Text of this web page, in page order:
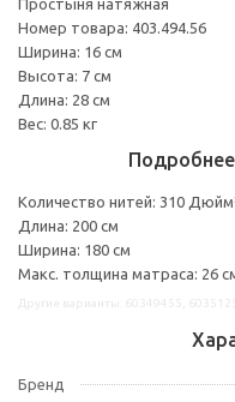
Номер товара: 403.494.56
Ширина: 16 см
Высота: 7 см
Длина: 28 см
Вес: 0.85 кг
Количество нитей: 310
Длина: 200 см
Ширина: 180 см
Макс. толщина матраса: 26
Бренд